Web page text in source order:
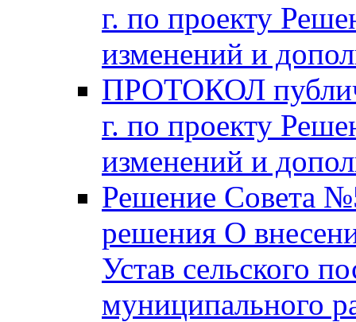
г. по проекту
изменений и
ПРОТОКОЛ
г. по проекту
изменений и
Решение Совета
решения О
Устав сельского
муниципального